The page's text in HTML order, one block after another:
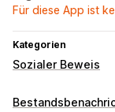
Für diese App ist
Kategorien
Sozialer Beweis